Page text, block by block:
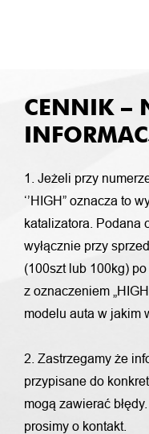
CENNIK –
1. Jeżeli przy
‘’HIGH” oznacza to
katalizatora. Podana
wyłącznie przy
(100szt lub 100kg)
z oznaczeniem
modelu auta w jakim
2. Zastrzegamy że
przypisane do
mogą zawierać
prosimy o kontakt.